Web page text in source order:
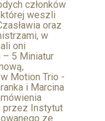
członków
weszli
oraz
w
oni
– 5 Miniatur
Motion Trio -
i Marcina
przez Instytut
ze